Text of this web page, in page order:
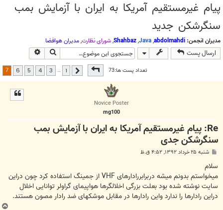
پیام غیرمستقیم آمریکا به ایران با آزمایش بمب
سنگرشکن جدید
مدیران انجمن: abdolmahdi
,
Java
,
Shahbaz
,شوراي نظارت,مديران هوافضا
ارسال پست جستجو
تعداد پست ها:73صفحه از7 قبلی 1
…
3
4
5
6
7
Novice Poster
mg100
Re: پیام غیرمستقیم آمریکا به ایران با آزمایش بمب
سنگرشکن جدی
ت
شنبه ۲۵ خرداد ۱۳۹۲, ۴:۵۲ ق.ظ
سلام
میخواستم بدونم میشه دربرابررادارهای VHF از جمینگ استفاده کرد چون دراین
سایت نوشته شده بود بعلت بزرگی اخلالگرها هواپیمای گراولر توانایی اخلال
دراین رادارها را ندارد واین رادارها در مقابل موشکهای ضد رادار مصون هستند.